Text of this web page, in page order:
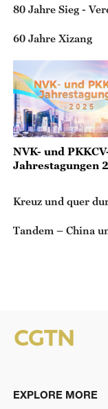
80 Jahre Sieg -
60 Jahre Xizang
NVK- und
Jahrestagungen
Kreuz und quer
Tandem – China
EXPLORE MORE